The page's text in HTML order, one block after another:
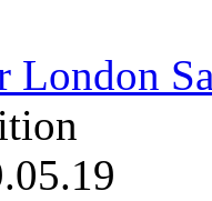
London